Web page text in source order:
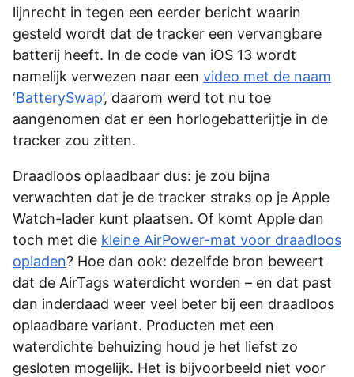
lijnrecht in tegen een eerder bericht waarin
gesteld wordt dat de tracker een vervangbare
batterij heeft. In de code van iOS 13 wordt
namelijk verwezen naar een video met de naam
‘BatterySwap’, daarom werd tot nu toe
aangenomen dat er een horlogebatterijtje in de
tracker zou zitten.
Draadloos oplaadbaar dus: je zou bijna
verwachten dat je de tracker straks op je Apple
Watch-lader kunt plaatsen. Of komt Apple dan
toch met die kleine AirPower-mat voor draadloos
opladen? Hoe dan ook: dezelfde bron beweert
dat de AirTags waterdicht worden – en dat past
dan inderdaad weer veel beter bij een draadloos
oplaadbare variant. Producten met een
waterdichte behuizing houd je het liefst zo
gesloten mogelijk. Het is bijvoorbeeld niet voor